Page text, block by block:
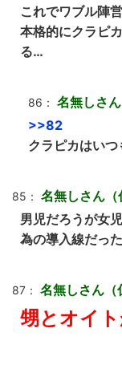
これでワブル陣
本格的にクラピ
る…
86： 名無しさん
>>82
クラピカはい
85： 名無しさん（
男児だろうが女
為の導入線だっ
87： 名無しさん（
甥とオイ